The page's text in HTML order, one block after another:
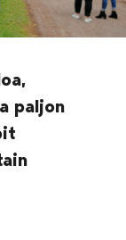
paljon